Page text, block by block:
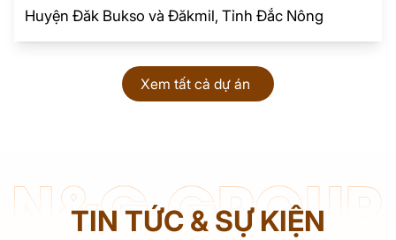
Huyện Đăk Bukso và Đăkmil, Tỉnh Đắc Nông
Xem tất cả dự án
TIN TỨC & SỰ KIỆN